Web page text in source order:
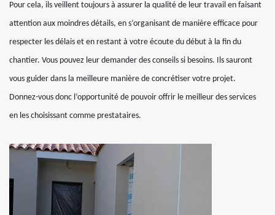
Pour cela, ils veillent toujours à assurer la qualité de leur travail en faisant
attention aux moindres détails, en s’organisant de manière efficace pour
respecter les délais et en restant à votre écoute du début à la fin du
chantier. Vous pouvez leur demander des conseils si besoins. Ils sauront
vous guider dans la meilleure manière de concrétiser votre projet.
Donnez-vous donc l’opportunité de pouvoir offrir le meilleur des services
en les choisissant comme prestataires.